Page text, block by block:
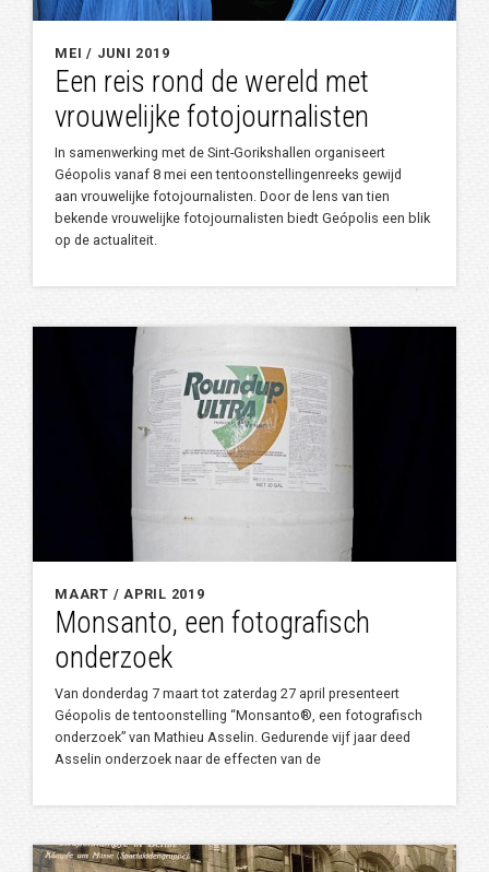
MEI / JUNI 2019
Een reis rond de wereld met
vrouwelijke fotojournalisten
In samenwerking met de Sint-Gorikshallen organiseert
Géopolis vanaf 8 mei een tentoonstellingenreeks gewijd
aan vrouwelijke fotojournalisten. Door de lens van tien
bekende vrouwelijke fotojournalisten biedt Geópolis een blik
op de actualiteit.
MAART / APRIL 2019
Monsanto, een fotografisch
onderzoek
Van donderdag 7 maart tot zaterdag 27 april presenteert
Géopolis de tentoonstelling “Monsanto®, een fotografisch
onderzoek” van Mathieu Asselin. Gedurende vijf jaar deed
Asselin onderzoek naar de effecten van de